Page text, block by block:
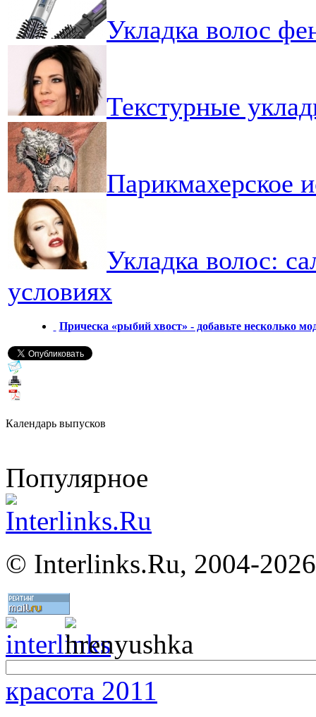
Укладка волос
Текстурные
Парикмахерское
Укладка волос:
условиях
Прическа «рыбий хвост» - добавьте несколько
Календарь выпусков
Популярное
© Interlinks.Ru, 2004-2026
красота 2011